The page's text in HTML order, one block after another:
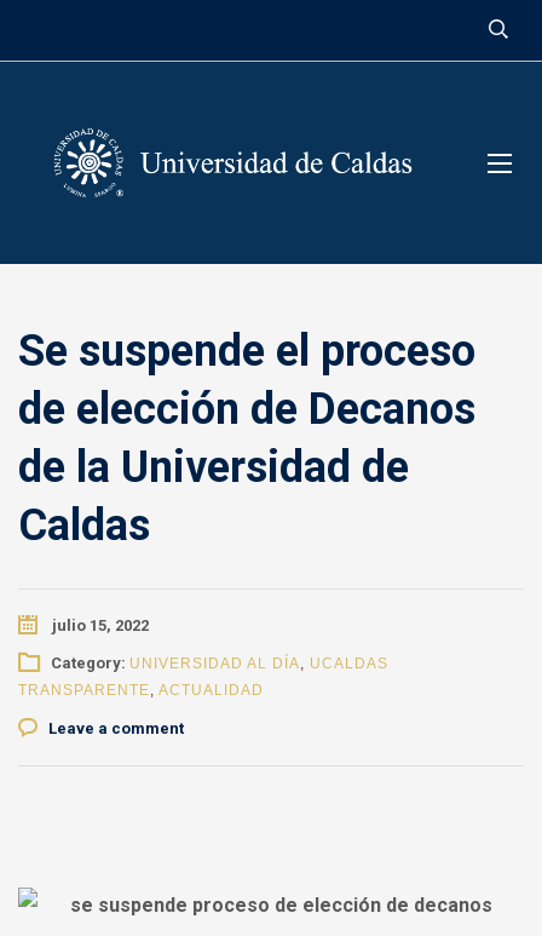
Se suspende el proceso
de elección de Decanos
de la Universidad de
Caldas
julio 15, 2022
Category: UNIVERSIDAD AL DÍA, UCALDAS
TRANSPARENTE, ACTUALIDAD
Leave a comment